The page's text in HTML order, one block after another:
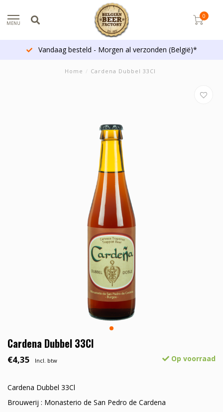
MENU
0
Vandaag besteld - Morgen al verzonden (België)*
Home / Cardena Dubbel 33Cl
Cardena Dubbel 33Cl
€4,35 Incl. btw Op voorraad
Cardena Dubbel 33Cl
Brouwerij : Monasterio de San Pedro de Cardena